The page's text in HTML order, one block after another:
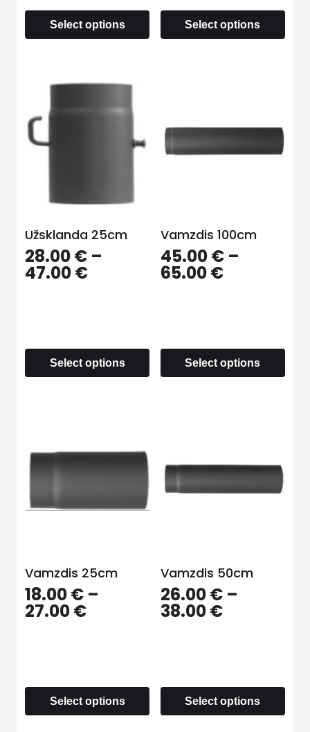
Select options Select options
Užsklanda 25cm
28.00€ –
47.00€
Select options
Vamzdis 100cm
45.00€–
65.00€
Select options
Vamzdis 25cm
18.00€ –
27.00€
Select options
Vamzdis 50cm
26.00€–
38.00€
Select options